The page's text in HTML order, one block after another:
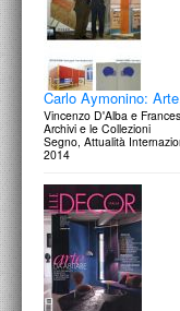
Carlo Aymonino:
Vincenzo D'Alba e
Archivi e le Collezioni
Segno, Attualità
2014